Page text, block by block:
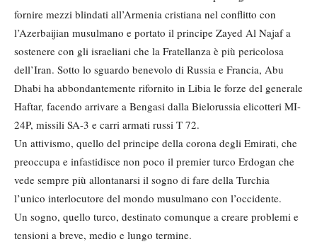
fornire mezzi blindati all’Armenia cristiana nel conflitto con
l’Azerbaijian musulmano e portato il principe Zayed Al Najaf a
sostenere con gli israeliani che la Fratellanza è più pericolosa
dell’Iran. Sotto lo sguardo benevolo di Russia e Francia, Abu
Dhabi ha abbondantemente rifornito in Libia le forze del generale
Haftar, facendo arrivare a Bengasi dalla Bielorussia elicotteri MI-
24P, missili SA-3 e carri armati russi T 72.
Un attivismo, quello del principe della corona degli Emirati, che
preoccupa e infastidisce non poco il premier turco Erdogan che
vede sempre più allontanarsi il sogno di fare della Turchia
l’unico interlocutore del mondo musulmano con l’occidente.
Un sogno, quello turco, destinato comunque a creare problemi e
tensioni a breve, medio e lungo termine.